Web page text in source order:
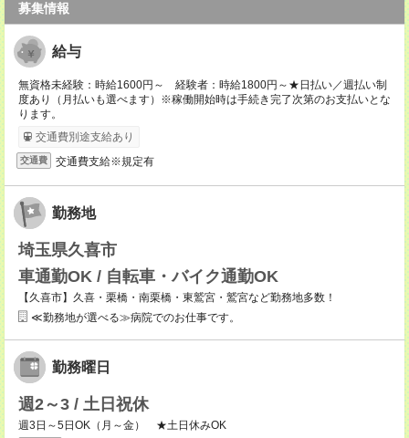
募集情報
給与
無資格未経験：時給1600円～ 経験者：時給1800円～★日払い／週払い制
度あり（月払いも選べます）※稼働開始時は手続き完了次第のお支払いとな
ります。
交通費別途支給あり
交通費 交通費支給※規定有
勤務地
埼玉県久喜市
車通勤OK / 自転車・バイク通勤OK
【久喜市】久喜・栗橋・南栗橋・東鷲宮・鷲宮など勤務地多数！
≪勤務地が選べる≫病院でのお仕事です。
勤務曜日
週2～3 / 土日祝休
週3日～5日OK（月～金） ★土日休みOK